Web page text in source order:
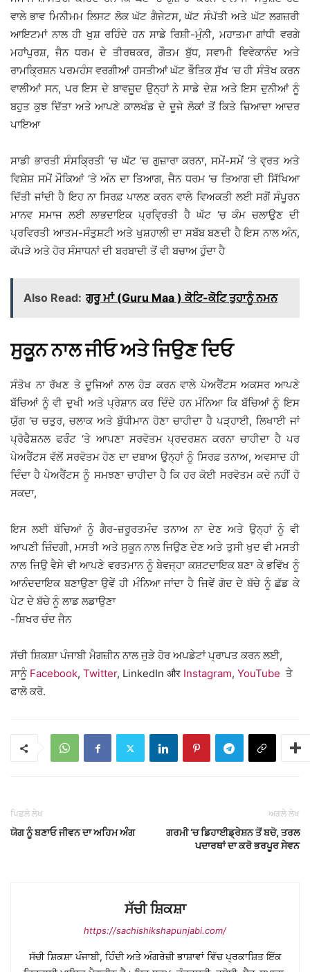
ਵਾਲੇ ਭਾਵ ਮਿਨੀਮਮ ਲਿਸਟ ਲੋਕ ਘੱਟ ਗੈਜੇਟਸ, ਘੱਟ ਸੰਪੱਤੀ ਅਤੇ ਘੱਟ ਲਗਜ਼ਰੀ
ਆਇਟਮਾਂ ਨਾਲ ਹੀ ਖੁਸ਼ ਰਹਿੰਦੇ ਹਨ ਸਾਡੇ ਰਿਸ਼ੀ-ਮੁੰਨੀ, ਮਹਾਤਮਾ ਗਾਂਧੀ ਵਰਗੇ
ਮਹਾਂਪੁਰਸ਼, ਜੈਨ ਧਰਮ ਦੇ ਤੀਰਥਕਰ, ਗੌਤਮ ਬੁੱਧ, ਸਵਾਮੀ ਵਿਵੇਕਾਨੰਦ ਅਤੇ
ਰਾਮਕ੍ਰਿਸ਼ਨ ਪਰਮਹੰਸ ਵਰਗੀਆਂ ਹਸਤੀਆਂ ਘੱਟ ਭੌਤਿਕ ਸੁੱਖ ‘ਚ ਹੀ ਸੰਤੋਖ ਕਰਨ
ਵਾਲੀਆਂ ਸਨ, ਪਰ ਇਸ ਦੇ ਬਾਵਜ਼ੂਦ ਉਨ੍ਹਾਂ ਨੇ ਸਾਡੇ ਦੇਸ਼ ਅਤੇ ਇਸ ਦੁਨੀਆਂ ਨੂੰ
ਬਹੁਤ ਕੁਝ ਦਿੱਤਾ ਅਤੇ ਆਪਣੇ ਕਾਲਖੰਡ ਦੇ ਦੂਜੇ ਲੋਕਾਂ ਤੋਂ ਕਿਤੇ ਜ਼ਿਆਦਾ ਆਦਰ
ਪਾਇਆ
ਸਾਡੀ ਭਾਰਤੀ ਸੰਸਕ੍ਰਿਤੀ ‘ਚ ਘੱਟ ‘ਚ ਗੁਜ਼ਾਰਾ ਕਰਨਾ, ਸਮੇਂ-ਸਮੇਂ ‘ਤੇ ਵ੍ਰਤ ਅਤੇ
ਵਿਸ਼ੇਸ਼ ਸਮੇਂ ਮੌਕਿਆਂ ‘ਤੇ ਅੰਨ ਦਾ ਤਿਆਗ, ਜੈਨ ਧਰਮ ‘ਚ ਤਿਆਗ ਦੀ ਸਿੱਖਿਆ
ਦਿੱਤੀ ਜਾਂਦੀ ਹੈ ਇਹ ਨਾ ਸਿਰਫ਼ ਪਾਲਣ ਕਰਨ ਵਾਲੇ ਵਿਅਕਤੀ ਲਈ ਸਗੋਂ ਸੰਪੂਰਨ
ਮਾਨਵ ਸਮਾਜ ਲਈ ਲਾਭਦਾਇਕ ਪ੍ਰਵ੍ਰਿਤੀ ਹੈ ਘੱਟ ‘ਚ ਕੰਮ ਚਲਾਉਣ ਦੀ
ਪ੍ਰਵਿਰਤੀ ਆਤਮ-ਸੰਤੁਸ਼ਟੀ ਅਤੇ ਖੁਸ਼ਹਾਲੀ ਦਾ ਸਬੱਬ ਬਣਦੀ ਹੈ ਇਸ ਨਾਲ ਅੰਨ,
ਕੱਪੜੇ ਅਤੇ ਹੋਰ ਸੰਸਾਧਨਾਂ ਦੀ ਬਰਬਾਦੀ ਤੋਂ ਵੀ ਬਚਾਅ ਹੁੰਦਾ ਹੈ
Also Read: ਗੁਰੂ ਮਾਂ (Guru Maa ) ਕੋਟਿ-ਕੋਟਿ ਤੁਹਾਨੂੰ ਨਮਨ
ਸੁਕੂਨ ਨਾਲ ਜੀਓ ਅਤੇ ਜਿਉਣ ਦਿਓ
ਸੰਤੋਖ ਨਾ ਰੱਖਣ ਤੇ ਦੂਜਿਆਂ ਨਾਲ ਹੋੜ ਕਰਨ ਵਾਲੇ ਪੇਅਰੈਂਟਸ ਅਕਸਰ ਆਪਣੇ
ਬੱਚਿਆਂ ਨੂੰ ਵੀ ਦੁਖੀ ਅਤੇ ਪ੍ਰੇਸ਼ਾਨ ਕਰ ਦਿੰਦੇ ਹਨ ਮੰਨਿਆ ਕਿ ਬੱਚਿਆਂ ਨੂੰ ਇਸ
ਯੁੱਗ ‘ਚ ਚਤੁਰ, ਚਲਾਕ ਅਤੇ ਬੁੱਧੀਮਾਨ ਹੋਣਾ ਚਾਹੀਦਾ ਹੈ ਪੜ੍ਹਾਈ, ਲਿਖਾਈ ਜਾਂ
ਪ੍ਰੋਫੈਸ਼ਨਲ ਫਰੰੰਟ ‘ਤੇ ਆਪਣਾ ਸਰਵੋਤਮ ਪ੍ਰਦਰਸ਼ਨ ਕਰਨਾ ਚਾਹੀਦਾ ਹੈ ਪਰ
ਪੇਅਰੈਂਟਸ ਵੱਲੋਂ ਸਰਵੋਤਮ ਹੋਣ ਦਾ ਦਬਾਅ ਉਨ੍ਹਾਂ ਨੂੰ ਸਿਰਫ਼ ਤਨਾਅ, ਅਵਸਾਦ ਹੀ
ਦਿੰਦਾ ਹੈ ਪੇਅਰੈਂਟਸ ਨੂੰ ਸਮਝਣਾ ਚਾਹੀਦਾ ਹੈ ਕਿ ਹਰ ਕੋਈ ਸਰਵੋਤਮ ਕਦੇ ਨਹੀਂ ਹੋ
ਸਕਦਾ,
ਇਸ ਲਈ ਬੱਚਿਆਂ ਨੂੰ ਗੈਰ-ਜ਼ਰੂਰਤਮੰਦ ਤਨਾਅ ਨਾ ਦੇਣ ਅਤੇ ਉਨ੍ਹਾਂ ਨੂੰ ਵੀ
ਆਪਣੀ ਜ਼ਿੰਦਗੀ, ਮਸਤੀ ਅਤੇ ਸੁਕੂਨ ਨਾਲ ਜਿਉਣ ਦੇਣ ਅਤੇ ਤੁਸੀ ਖੁਦ ਵੀ ਮਸਤੀ
ਨਾਲ ਜਿਉ ਵੈਸੇ ਵੀ ਆਪਣੇ ਵਰਤਮਾਨ ਨੂੰ ਬੇਵਜ੍ਹਾ ਕਸ਼ਟਦਾਇਕ ਬਣਾ ਕੇ ਭਵਿੱਖ ਨੂੰ
ਆਨੰਦਦਾਇਕ ਬਣਾਉਣਾ ਉਵੇਂ ਹੀ ਮੰਨਿਆ ਜਾਂਦਾ ਹੈ ਜਿਵੇਂ ਗੋਦ ਦੇ ਬੱਚੇ ਨੂੰ ਛੱਡ ਕੇ
ਪੇਟ ਦੇ ਬੱਚੇ ਨੂੰ ਲਾਡ ਲਡਾਉਣਾ
-ਸ਼ਿਖਰ ਚੰਦ ਜੈਨ
ਸੱਚੀ ਸ਼ਿਕਸ਼ਾ ਪੰਜਾਬੀ ਮੈਗਜ਼ੀਨ ਨਾਲ ਜੁੜੇ ਹੋਰ ਅਪਡੇਟਾਂ ਪ੍ਰਾਪਤ ਕਰਨ ਲਈ,
ਸਾਨੂੰ Facebook, Twitter, LinkedIn और Instagram, YouTube ਤੇ
ਫਾਲੋ ਕਰੋ.
ਪਿਛਲੇ ਲੇਖ
ਯੋਗ ਨੂੰ ਬਣਾਓ ਜੀਵਨ ਦਾ ਅਹਿਮ ਅੰਗ
ਅਗਲੇ ਲੇਖ
ਗਰਮੀ ‘ਚ ਡਿਹਾਈਡ੍ਰੇਸ਼ਨ ਤੋਂ ਬਚੋ, ਤਰਲ
ਪਦਾਰਥਾਂ ਦਾ ਕਰੋ ਭਰਪੂਰ ਸੇਵਨ
ਸੱਚੀ ਸ਼ਿਕਸ਼ਾ
https://sachishikshapunjabi.com/
ਸੱਚੀ ਸ਼ਿਕਸ਼ਾ ਪੰਜਾਬੀ, ਹਿੰਦੀ ਅਤੇ ਅੰਗਰੇਜ਼ੀ ਭਾਸ਼ਾਵਾਂ ਵਿੱਚ ਪ੍ਰਕਾਸ਼ਿਤ ਇੱਕ